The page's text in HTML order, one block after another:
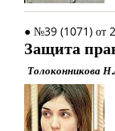
● №39 (1071) от
Защита
Толоконникова